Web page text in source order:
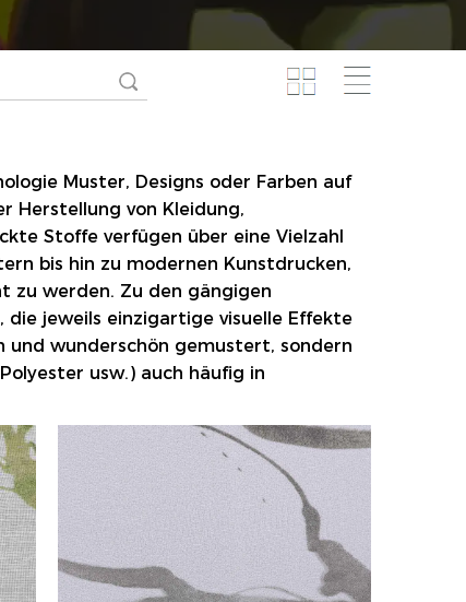
Muster, Designs oder Farben auf
Herstellung von Kleidung,
Stoffe verfügen über eine Vielzahl
bis hin zu modernen Kunstdrucken,
zu werden. Zu den gängigen
jeweils einzigartige visuelle Effekte
wunderschön gemustert, sondern
usw.) auch häufig in